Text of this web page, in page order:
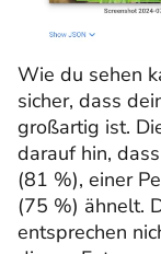
Wie du sehen
sicher, dass
großartig ist.
darauf hin,
(81 %), einer
(75 %) ähnelt.
entsprechen